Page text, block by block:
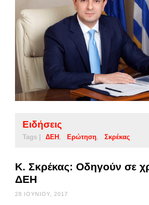
Ειδήσεις
Tags | ΔΕΗ Ερώτηση Σκρέκας
Κ. Σκρέκας: Οδηγούν σε
ΔΕΗ
28 ΙΟΥΝΊΟΥ, 2017